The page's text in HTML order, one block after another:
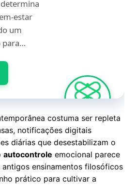
estar
um
para…
costuma ser repleta
notificações digitais
diárias que desestabilizam o
autocontrole emocional parece
antigos ensinamentos filosóficos
prático para cultivar a